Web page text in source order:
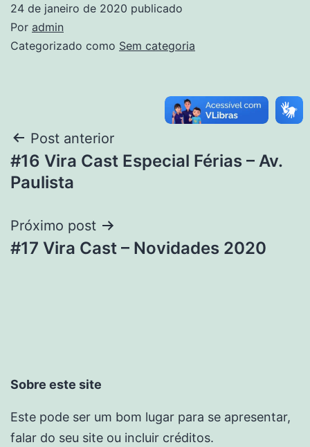
24 de janeiro de 2020 publicado
Por admin
Categorizado como Sem categoria
Post anterior
#16 Vira Cast Especial Férias – Av.
Paulista
Próximo post
#17 Vira Cast – Novidades 2020
Sobre este site
Este pode ser um bom lugar para se apresentar,
falar do seu site ou incluir créditos.